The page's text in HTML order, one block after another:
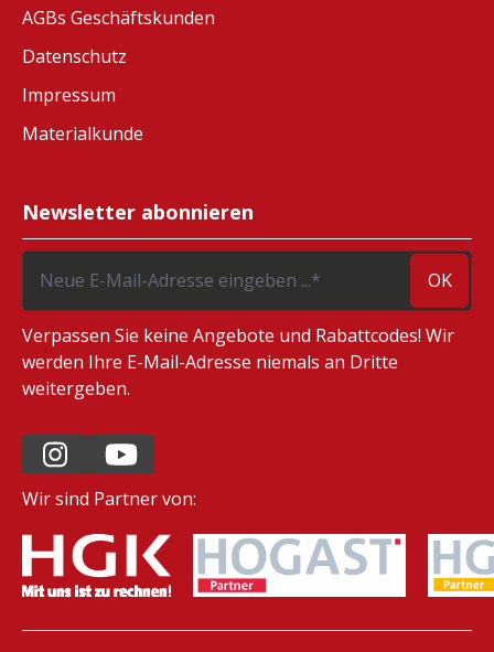
AGBs Geschäftskunden
Datenschutz
Impressum
Materialkunde
Newsletter abonnieren
OK
Verpassen Sie keine Angebote und Rabattcodes! Wir
werden Ihre E-Mail-Adresse niemals an Dritte
weitergeben.
Wir sind Partner von: